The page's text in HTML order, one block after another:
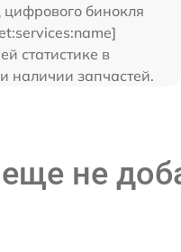
цифрового бинокля
статистике в
наличии запчастей.
не